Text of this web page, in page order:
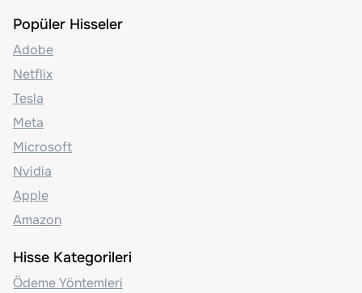
Popüler Hisseler
Adobe
Netflix
Tesla
Meta
Microsoft
Nvidia
Apple
Amazon
Hisse Kategorileri
Ödeme Yöntemleri